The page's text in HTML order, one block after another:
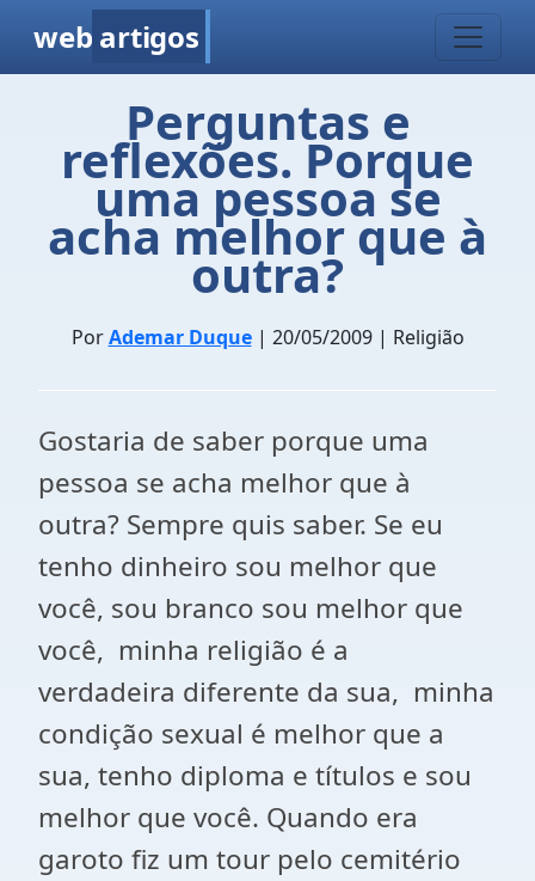
web artigos
Perguntas e
reflexões. Porque
uma pessoa se
acha melhor que à
outra?
PorAdemar Duque| 20/05/2009 | Religião
Gostaria de saber porque uma
pessoa se acha melhor que à
outra? Sempre quis saber. Se eu
tenho dinheiro sou melhor que
você, sou branco sou melhor que
você, minha religião é a
verdadeira diferente da sua, minha
condição sexual é melhor que a
sua, tenho diploma e títulos e sou
melhor que você. Quando era
garoto fiz um tour pelo cemitério